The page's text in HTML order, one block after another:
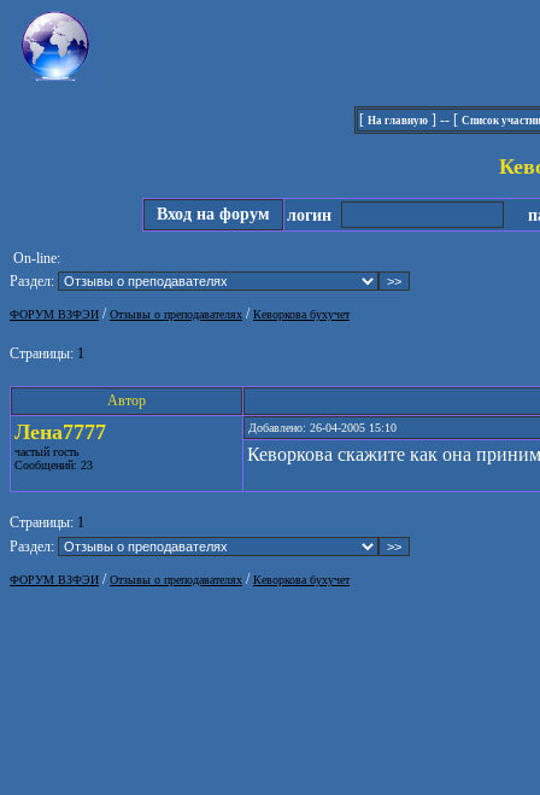
[ На главную ] -- [ Список
Вход на форум логин
On-line:
Раздел:
ФОРУМ ВЗФЭИ /Отзывы о преподавателях /Кеворкова бухучет
Страницы: 1
Автор
Лена7777
частый гость
Сообщений: 23
Добавлено: 26-04-2005 15:10
Кеворкова скажите как она
Страницы: 1
Раздел:
ФОРУМ ВЗФЭИ /Отзывы о преподавателях /Кеворкова бухучет